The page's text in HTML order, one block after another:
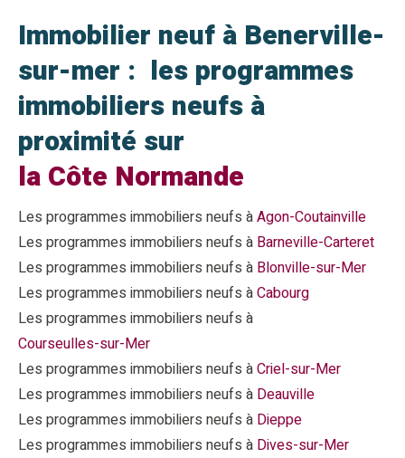
Immobilier neuf à Benerville-
sur-mer : les programmes
immobiliers neufs à
proximité sur
la Côte Normande
Les programmes immobiliers neufs àAgon-Coutainville
Les programmes immobiliers neufs à Barneville-Carteret
Les programmes immobiliers neufs à Blonville-sur-Mer
Les programmes immobiliers neufs àCabourg
Les programmes immobiliers neufs à
Courseulles-sur-Mer
Les programmes immobiliers neufs àCriel-sur-Mer
Les programmes immobiliers neufs à Deauville
Les programmes immobiliers neufs à Dieppe
Les programmes immobiliers neufs à Dives-sur-Mer